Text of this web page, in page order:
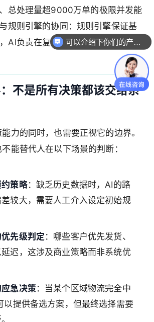
总处理量超9000万单的极限并发能
规则引擎的协同：规则引擎保证基
AI负责在复杂场景下提供更优解。
不是所有决策都该交给系
力的同时，也需要正视它的边界。
能替代人在以下场景的判断：
策略：缺乏历史数据时，AI的路
较大，需要人工介入设定初始规
先级判定 ：哪些客户优先发货、
迟，这涉及商业策略而非系统优
急决策：当某个区域物流完全中
以提供备选方案，但最终选择需要